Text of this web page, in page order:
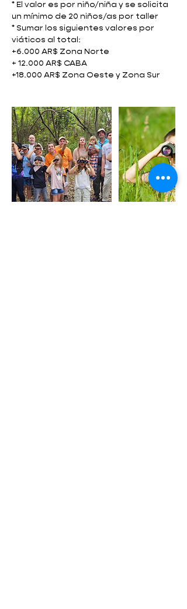
* El valor es por niño/niña y se solicita
un mínimo de 20 niños/as por taller
* Sumar los siguientes valores por
viáticos al total:
+6.000 AR$ Zona Norte
+ 12.000 AR$ CABA
+18.000 AR$ Zona Oeste y Zona Sur